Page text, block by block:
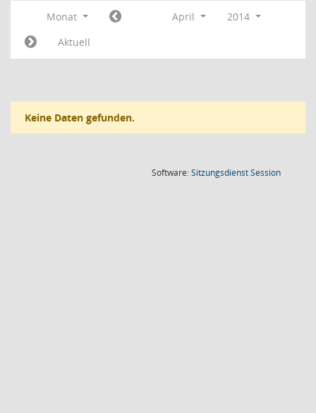
Monat April
2014
Aktuell
Keine Daten gefunden.
Software:SitzungsdienstSession(Wird in